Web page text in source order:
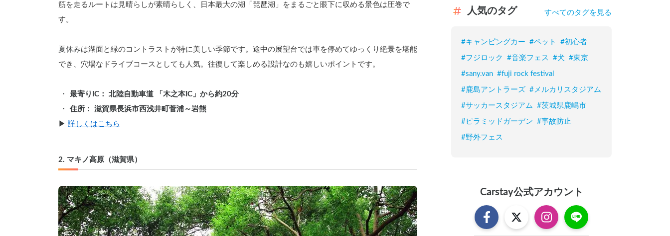
筋を走るルートは見晴らしが素晴らしく、日本最大の湖「琵琶湖」をまるごと眼下に収める景色は圧巻で
す。
夏休みは湖面と緑のコントラストが特に美しい季節です。途中の展望台では車を停めてゆっくり絶景を堪能
でき、穴場なドライブコースとしても人気。往復して楽しめる設計なのも嬉しいポイントです。
最寄りIC： 北陸自動車道 「木之本IC」から約20分
住所： 滋賀県長浜市西浅井町菅浦～岩熊
▶︎ 詳しくはこちら
2. マキノ高原（滋賀県）
人気のタグ すべてのタグを見る
#キャンピングカー #ペット #初心者
#フジロック #音楽フェス #犬 #東京
#sany.van #fuji rock festival
#鹿島アントラーズ #メルカリスタジアム
#サッカースタジアム #茨城県鹿嶋市
#ピラミッドガーデン #事故防止
#野外フェス
Carstay公式アカウント